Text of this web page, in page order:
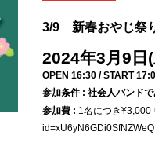
■詳細、お申し込みは
https://music-
※申込み締切【4月8日
※PACKS会
けます。※お
があります
3/9 新春おやじ祭
2024年3月9
OPEN 16:30 / START
参加条件 : 社会人バンド
参加費 : 1名につき¥3,000